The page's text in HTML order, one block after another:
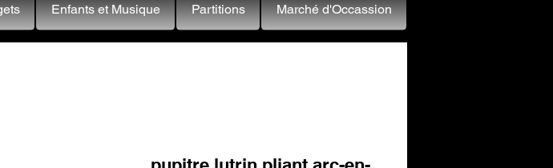
Enfants et Musique Partitions Marché d'Occassion